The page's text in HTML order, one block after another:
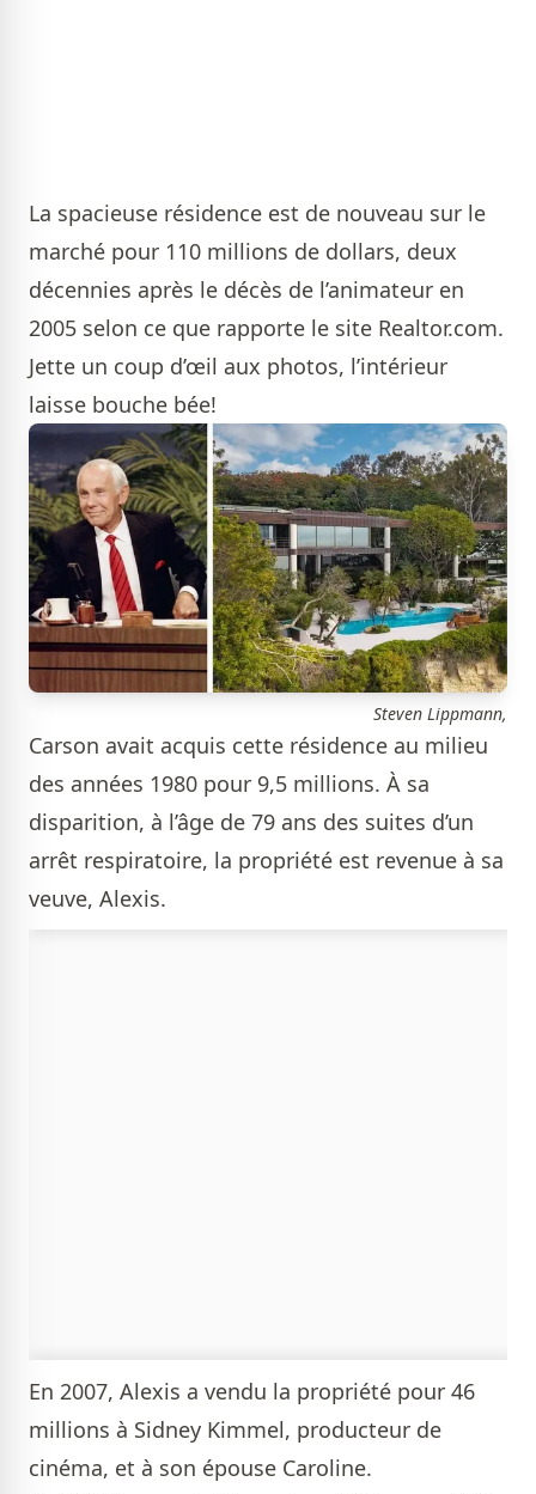
La spacieuse résidence est de nouveau sur le
marché pour 110 millions de dollars, deux
décennies après le décès de l’animateur en
2005 selon ce que rapporte le site Realtor.com.
Jette un coup d’œil aux photos, l’intérieur
laisse bouche bée!
Steven Lippmann,
Carson avait acquis cette résidence au milieu
des années 1980 pour 9,5 millions. À sa
disparition, à l’âge de 79 ans des suites d’un
arrêt respiratoire, la propriété est revenue à sa
veuve, Alexis.
En 2007, Alexis a vendu la propriété pour 46
millions à Sidney Kimmel, producteur de
cinéma, et à son épouse Caroline.